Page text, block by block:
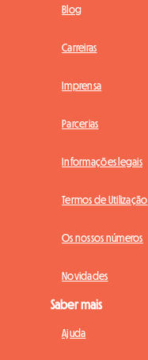
Blog
Carreiras
Imprensa
Parcerias
Informações legais
Termos de Utilização
Os nossos números
Novidades
Saber mais
Ajuda